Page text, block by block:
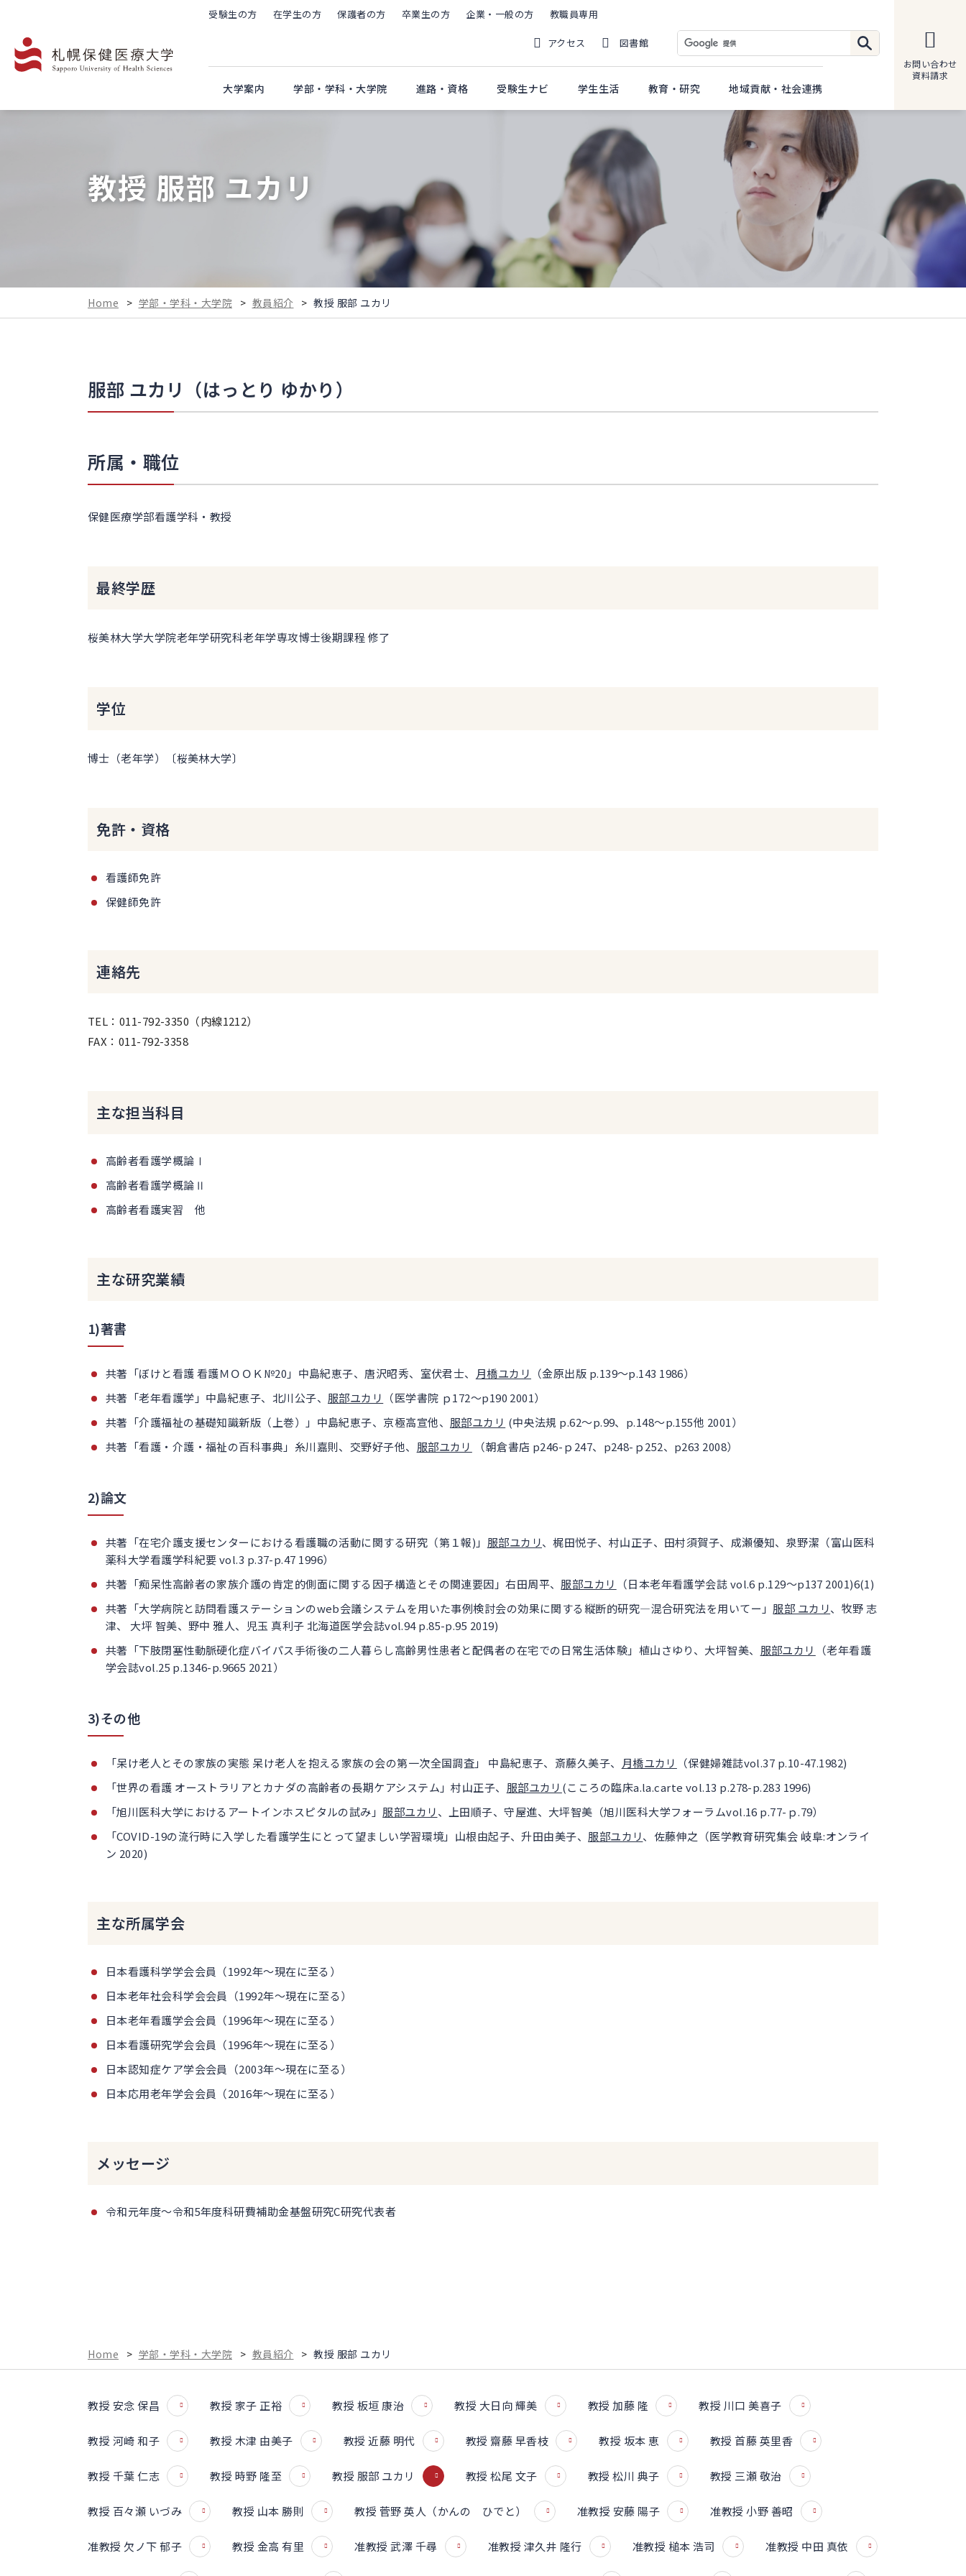
大学案内 学部・学科・大学院 進路・資格 受験生ナビ 学生生活 教育・研究 地域貢献・社会連携
受験生の方 在学生の方 保護者の方 卒業生の方 企業・一般の方 教職員専用
アクセス 図書館
お問い合わせ
資料請求
教授 服部 ユカリ
Home > 学部・学科・大学院 > 教員紹介 > 教授 服部 ユカリ
服部 ユカリ（はっとり ゆかり）
所属・職位
保健医療学部看護学科・教授
最終学歴
桜美林大学大学院老年学研究科老年学専攻博士後期課程 修了
学位
博士（老年学）〔桜美林大学〕
免許・資格
看護師免許
保健師免許
連絡先
TEL：011-792-3350（内線1212）
FAX：011-792-3358
主な担当科目
高齢者看護学概論Ⅰ
高齢者看護学概論Ⅱ
高齢者看護実習 他
主な研究業績
1)著書
共著「ぼけと看護 看護ＭＯＯＫ№20」中島紀恵子、唐沢昭秀、室伏君士、 月橋ユカリ
（金原出版 p.139〜p.143 1986）
共著「老年看護学」中島紀恵子、北川公子、 服部ユカリ
（医学書院 ｐ172～p190 2001）
共著「介護福祉の基礎知識新版（上巻）」中島紀恵子、京極高宣他、 服部ユカリ (中央法規 p.62～p.99、p.148～p.155他 2001）
共著「看護・介護・福祉の百科事典」糸川嘉則、交野好子他、 服部ユカリ （朝倉書店 p246-ｐ247、p248-ｐ252、p263 2008）
2)論文
共著「在宅介護支援センターにおける看護職の活動に関する研究（第１報)」 服部ユカリ、梶田悦子、村山正子、田村須賀子、成瀬優知、泉野潔（富山医科
薬科大学看護学科紀要 vol.3 p.37-p.47 1996）
共著「痴呆性高齢者の家族介護の肯定的側面に関する因子構造とその関連要因」右田周平、 服部ユカリ
（日本老年看護学会誌 vol.6 p.129～p137 2001)6(1)
共著「大学病院と訪問看護ステーションのweb会議システムを用いた事例検討会の効果に関する縦断的研究―混合研究法を用いてー」 服部 ユカリ、牧野 志
津、 大坪 智美、野中 雅人、児玉 真利子 北海道医学会誌vol.94 p.85-p.95 2019)
共著「下肢閉塞性動脈硬化症バイパス手術後の二人暮らし高齢男性患者と配偶者の在宅での日常生活体験」植山さゆり、大坪智美、 服部ユカリ
（老年看護
学会誌vol.25 p.1346-p.9665 2021）
3)その他
「呆け老人とその家族の実態 呆け老人を抱える家族の会の第一次全国調査」 中島紀恵子、斎藤久美子、 月橋ユカリ
（保健婦雑誌vol.37 p.10-47.1982)
「世界の看護 オーストラリアとカナダの高齢者の長期ケアシステム」村山正子、 服部ユカリ (こころの臨床a.la.carte vol.13 p.278-p.283 1996)
「旭川医科大学におけるアートインホスピタルの試み」 服部ユカリ、上田順子、守屋進、大坪智美（旭川医科大学フォーラムvol.16 p.77-ｐ.79）
「COVID-19の流行時に入学した看護学生にとって望ましい学習環境」山根由起子、升田由美子、 服部ユカリ、佐藤伸之（医学教育研究集会 岐阜:オンライ
ン 2020)
主な所属学会
日本看護科学学会会員（1992年～現在に至る）
日本老年社会科学会会員（1992年～現在に至る）
日本老年看護学会会員（1996年～現在に至る）
日本看護研究学会会員（1996年～現在に至る）
日本認知症ケア学会会員（2003年～現在に至る）
日本応用老年学会会員（2016年～現在に至る）
メッセージ
令和元年度～令和5年度科研費補助金基盤研究C研究代表者
Home > 学部・学科・大学院 > 教員紹介 > 教授 服部 ユカリ
教授 安念 保昌 教授 家子 正裕 教授 板垣 康治 教授 大日向 輝美 教授 加藤 隆 教授 川口 美喜子
教授 河崎 和子 教授 木津 由美子 教授 近藤 明代 教授 齋藤 早香枝 教授 坂本 恵 教授 首藤 英里香
教授 千葉 仁志 教授 時野 隆至 教授 服部 ユカリ 教授 松尾 文子 教授 松川 典子 教授 三瀬 敬治
教授 百々瀬 いづみ 教授 山本 勝則 教授 菅野 英人（かんの ひでと） 准教授 安藤 陽子 准教授 小野 善昭
准教授 欠ノ下 郁子 教授 金高 有里 准教授 武澤 千尋 准教授 津久井 隆行 准教授 槌本 浩司 准教授 中田 真依